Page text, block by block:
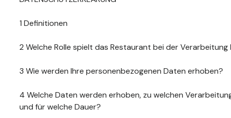
1 Definitionen
2 Welche Rolle spielt das Restaurant bei der
3 Wie werden Ihre personenbezogenen Daten erhoben?
4 Welche Daten werden erhoben, zu welchen
und für welche Dauer?